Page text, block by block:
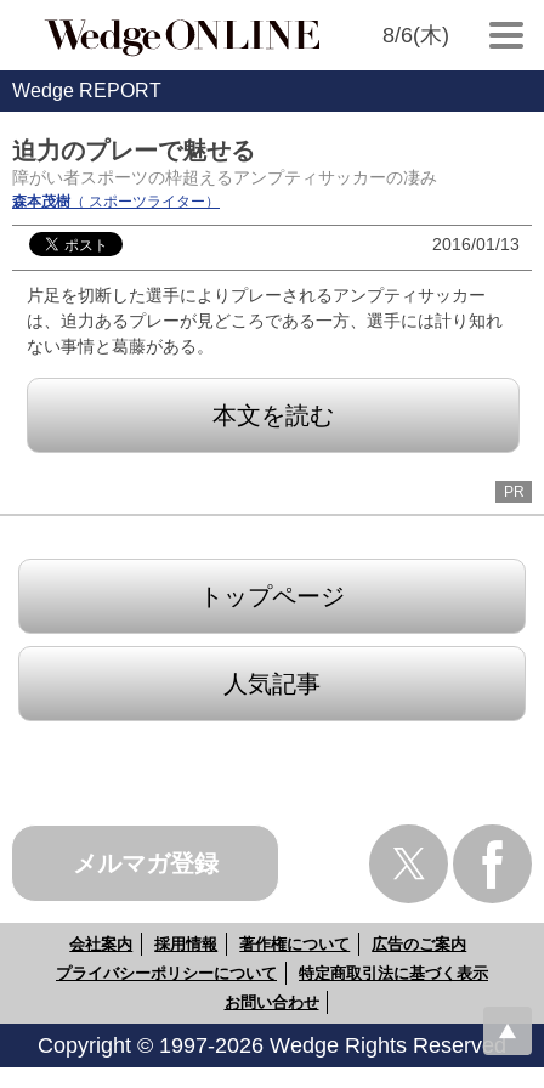
8/6(木)
Wedge REPORT
迫力のプレーで魅せる
障がい者スポーツの枠超えるアンプティサッカーの凄み
森本茂樹 （ スポーツライター）
2016/01/13
片足を切断した選手によりプレーされるアンプティサッカー
は、迫力あるプレーが見どころである一方、選手には計り知れ
ない事情と葛藤がある。
本文を読む
PR
トップページ
人気記事
メルマガ登録
会社案内 採用情報 著作権について
広告のご案内
プライバシーポリシーについて
特定商取引法に基づく表示
お問い合わせ
Copyright © 1997-2026 Wedge Rights Reserved